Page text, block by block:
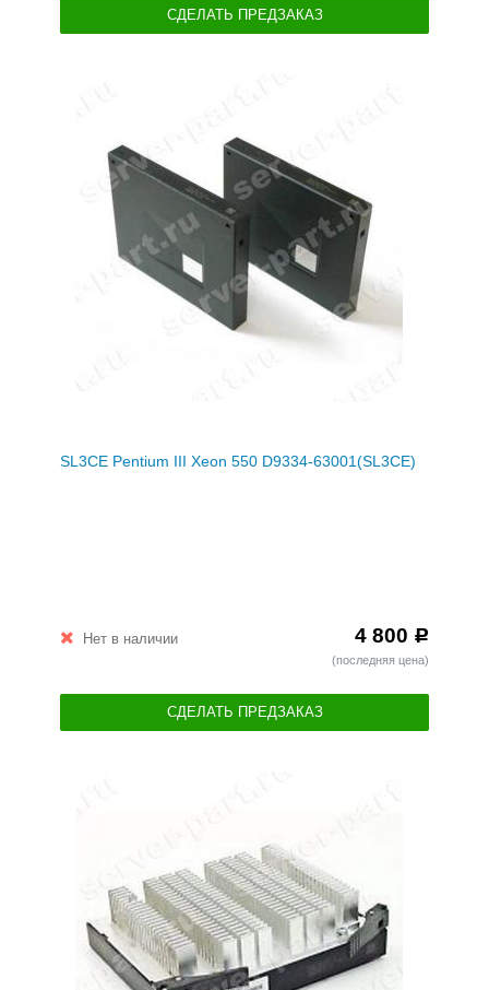
СДЕЛАТЬ ПРЕДЗАКАЗ
SL3CE Pentium III Xeon 550 D9334-63001(SL3CE)
Нет в наличии 4 800 Р
(последняя цена)
СДЕЛАТЬ ПРЕДЗАКАЗ